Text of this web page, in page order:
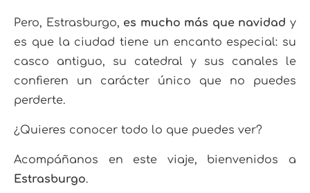
Pero, Estrasburgo, es mucho más que navidad y
es que la ciudad tiene un encanto especial: su
casco antiguo, su catedral y sus canales le
confieren un carácter único que no puedes
perderte.
¿Quieres conocer todo lo que puedes ver?
Acompáñanos en este viaje, bienvenidos a
Estrasburgo.